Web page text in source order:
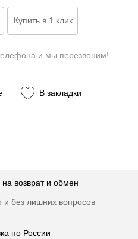
и мы перезвоним!
В закладки
возврат и обмен
и без лишних вопросов
по России